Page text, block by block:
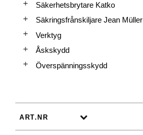
Säkerhetsbrytare Katko
Säkringsfrånskiljare Jean Müller
Verktyg
Åskskydd
Överspänningsskydd